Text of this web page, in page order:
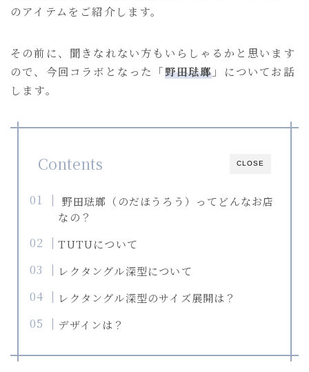
言
語
選
g
g
e
＞
のアイテムをご紹介します。
その前に、聞きなれない方もいらしゃるかと思います
ので、今回コラボとなった「野田琺瑯 」についてお話
します。
CLOSE
Contents
野田琺瑯（のだほうろう）ってどんなお店
なの？
TUTUについて
レクタングル深型について
レクタングル深型のサイズ展開は？
デザインは？